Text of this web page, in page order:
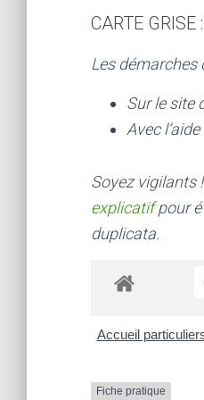
CARTE GRISE :
Les
Sur le site
Avec
Soyez vigilants
explicatifpour
duplicata.
Accueil
Fiche pratique